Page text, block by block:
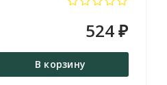
524 ₽
В корзину